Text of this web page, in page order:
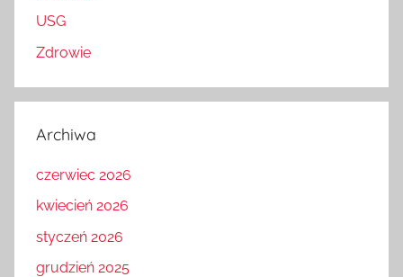
USG
Zdrowie
Archiwa
czerwiec 2026
kwiecień 2026
styczeń 2026
grudzień 2025